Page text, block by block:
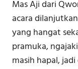
Mas Aji dari
acara
yang hangat
pramuka,
masih hapal,